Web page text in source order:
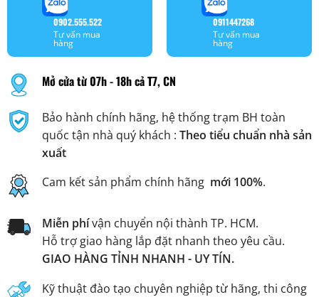
0902.555.522
Tư vấn mua
hàng
0911447268
Tư vấn mua
hàng
Mở cửa từ 07h - 18h cả T7, CN
Bảo hành chính hãng, hệ thống trạm BH toàn
quốc tận nhà quý khách : Theo tiểu chuẩn nhà sản
xuất
Cam kết sản phẩm chính hãng mới 100%.
Miễn phívận chuyển nội thành TP. HCM.
Hỗ trợ giao hàng lắp đặt nhanh theo yêu cầu.
GIAO HÀNG TỈNH NHANH - UY TÍN.
Kỹ thuật đào tạo chuyên nghiệp từ hãng, thi công